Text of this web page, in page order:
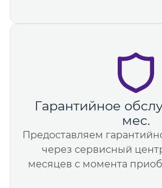
Гарантийное
мес.
Предоставляем
через сервисный
месяцев с момента